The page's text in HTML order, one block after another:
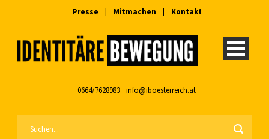
Presse Mitmachen Kontakt
0664/7628983 info@iboesterreich.at